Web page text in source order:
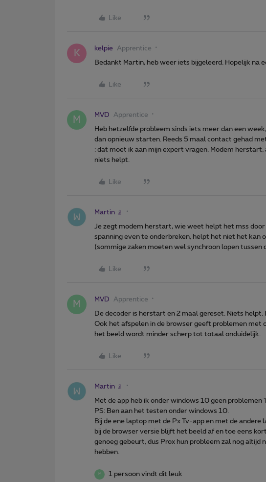
Like
K kelpie Apprentice
Bedankt Martin, heb weer iets bijgeleerd. Hopelijk na
Like
M MVD Apprentice
Heb hetzelfde probleem sinds iets meer dan een
dan opnieuw starten. Reeds 5 maal contact gehad
: dat moet ik aan mijn expert vragen. Modem
niets helpt.
Like
Martin
Je zegt modem herstart, wie weet helpt het mss
spanning even te onderbreken, helpt het niet het kan
(sommige zaken moeten wel synchroon lopen tussen
Like
M MVD Apprentice
De decoder is herstart en 2 maal gereset. Niets helpt.
Ook het afspelen in de browser geeft problemen
het beeld wordt minder scherp tot totaal onduidelijk.
Like
Martin
Met de app heb ik onder windows 10 geen problemen
PS: Ben aan het testen onder windows 10.
Bij de ene laptop met de Px Tv-app en met de andere
bij de browser versie blijft het beeld af en toe eens
genoeg gebeurt, dus Prox hun probleem zal nog altijd
hebben.
M 1 persoon vindt dit leuk